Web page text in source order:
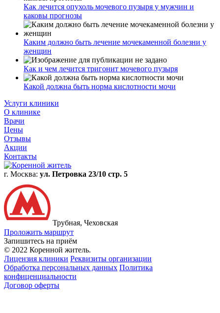
Как лечится опухоль мочевого пузыря у мужчин и
каковы прогнозы
Каким должно быть лечение мочекаменной болезни у
женщин
Как и чем лечится тригонит мочевого пузыря
Какой должна быть норма кислотности мочи
Услуги клиники
О клинике
Врачи
Цены
Отзывы
Акции
Контакты
г. Москва: ул. Петровка 23/10 стр. 5
Трубная, Чеховская
Проложить маршрут
Запишитесь на приём
© 2022 Коренной житель.
Лицензия клиники Реквизиты организации
Обработка персональных данных Политика
конфиценциальности
Договор оферты